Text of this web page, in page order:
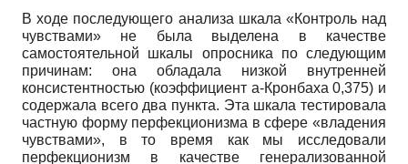
В ходе последующего анализа шкала «Контроль над
чувствами» не была выделена в качестве
самостоятельной шкалы опросника по следующим
причинам: она обладала низкой внутренней
консистентностью (коэффициент а-Кронбаха0,375) и
содержала всего два пункта. Эта шкала тестировала
частную форму перфекционизма в сфере «владения
чувствами», в то время как мы исследовали
перфекционизм в качестве генерализованной